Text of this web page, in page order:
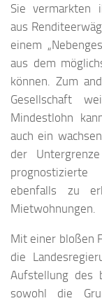
Sie vermarkten
aus
einem
aus dem
können. Zum
Gesellschaft
Mindestlohn
auch ein
der
prognostizierte
ebenfalls zu
Mietwohnungen.
Mit einer bloßen
die
Aufstellung des
sowohl die